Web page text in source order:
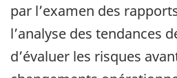
par l’examen des
l’analyse des tendances
d’évaluer les risques